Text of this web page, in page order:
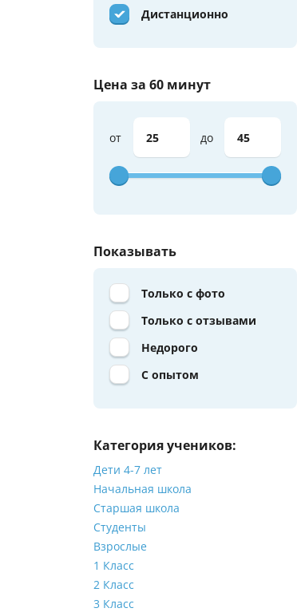
Дистанционно
Цена за 60 минут
от до
Показывать
Только с фото
Только с отзывами
Недорого
С опытом
Категория учеников:
Дети 4-7 лет
Начальная школа
Старшая школа
Студенты
Взрослые
1 Класс
2 Класс
3 Класс